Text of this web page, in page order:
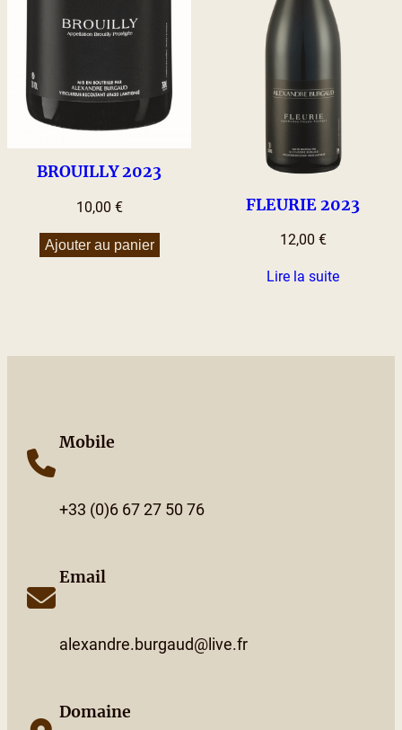
BROUILLY 2023
10,00 €
Ajouter au panier
FLEURIE 2023
12,00 €
Lire la suite
Mobile
+33 (0)6 67 27 50 76
Email
alexandre.burgaud@live.fr
Domaine